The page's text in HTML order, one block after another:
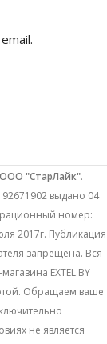
"СтарЛайк".
выдано 04
номер:
2017г. Публикация
запрещена. Вся
EXTEL.BY
Обращаем ваше
не является